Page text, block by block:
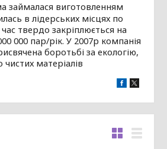
займалася виготовленням
в лідерських місцях по
твердо закріплюється на
000 пар/рік. У 2007р компанія
боротьбі за екологію,
матеріалів